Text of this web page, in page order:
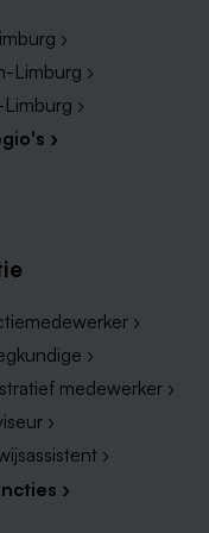
en Venlo.
zorg
en BBL (verkort)
Venlo,
›
Limburg ›
›
›
›
›
medewerker ›
›
›
›